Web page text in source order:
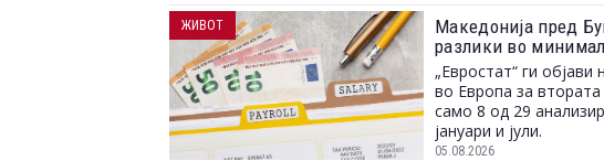
Македонија пред
разлики во
„Евростат“ ги
во Европа за
само 8 од 29
јануари и јули.
05.08.2026
ЖИВОТ